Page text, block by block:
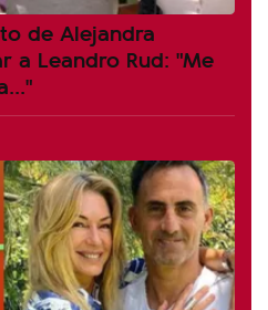
de Alejandra
a Leandro Rud: "Me